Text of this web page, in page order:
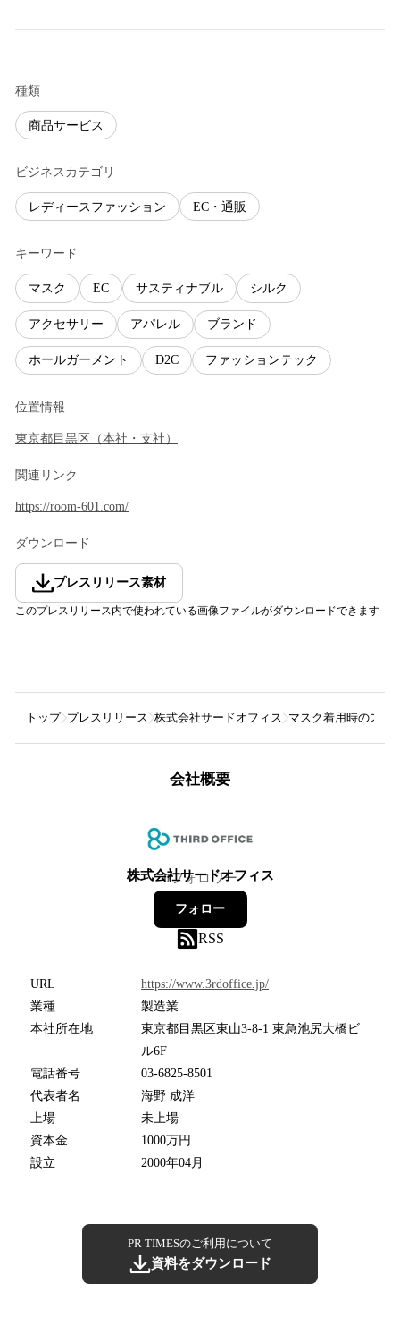
種類
商品サービス
ビジネスカテゴリ
レディースファッション EC・通販
キーワード
マスク EC サスティナブル シルク
アクセサリー アパレル ブランド
ホールガーメント D2C ファッションテック
位置情報
東京都 目黒区 （本社・支社 ）
関連リンク
https://room-601.com/
ダウンロード
プレスリリース素材
このプレスリリース内で使われている画像ファイルがダウンロードできます
トップ プレスリリース 株式会社サードオフィス マスク着用時のスト
会社概要
株式会社サードオフィス
0フォロワー
フォロー
RSS
URL
https://www.3rdoffice.jp/
業種
製造業
本社所在地
東京都目黒区東山3-8-1 東急池尻大橋ビ
ル6F
電話番号
03-6825-8501
代表者名
海野 成洋
上場
未上場
資本金
1000万円
設立
2000年04月
PR TIMESのご利用について
資料をダウンロード